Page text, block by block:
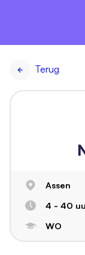
Terug
Assen
4 - 40
WO